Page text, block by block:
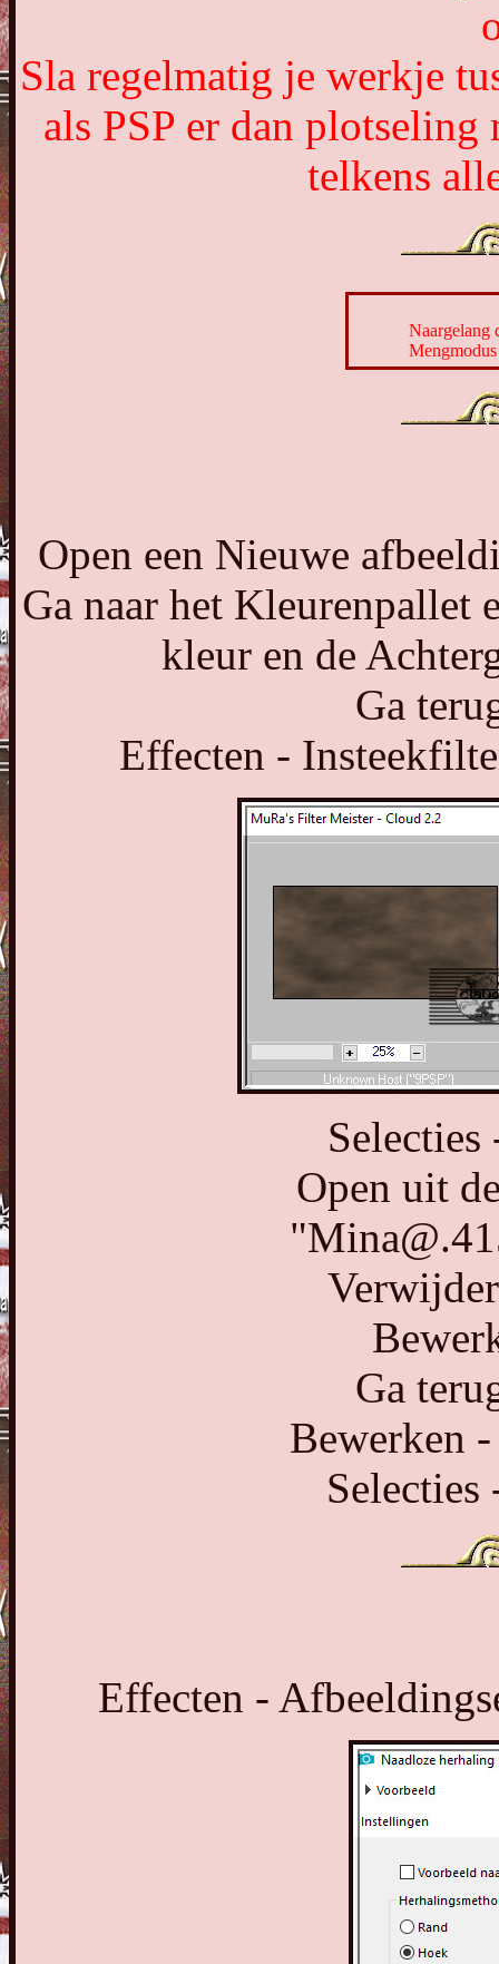
Sla regelmatig je werkje
als PSP er dan plotseling
telkens
Naargelang
Open een Nieuwe
Ga naar het Kleurenpallet
kleur en de
Ga
Effecten -
Selecties
Open uit
Ga
Bewerken
Selecties
Effecten -